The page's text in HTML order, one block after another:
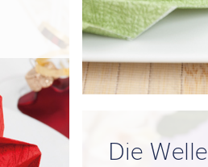
Die Welle